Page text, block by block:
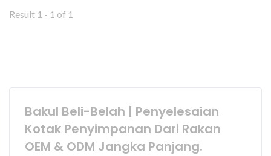
Result 1 - 1 of 1
Bakul Beli-Belah | Penyelesaian
Kotak Penyimpanan Dari Rakan
OEM & ODM Jangka Panjang.